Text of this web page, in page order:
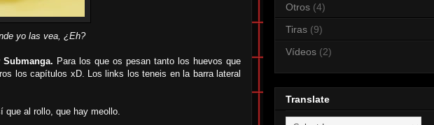
yo las vea, ¿Eh?
Para los que os pesan tanto los huevos que
los capítulos xD. Los links los teneis en la barra lateral
que al rollo, que hay meollo.
Otros (4)
Tiras (9)
Vídeos (2)
Translate